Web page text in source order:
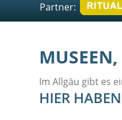
Partner:
Im Allgäu gibt es
HIER